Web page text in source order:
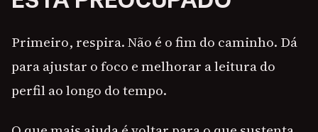
Primeiro, respira. Não é o fim do caminho. Dá
para ajustar o foco e melhorar a leitura do
perfil ao longo do tempo.